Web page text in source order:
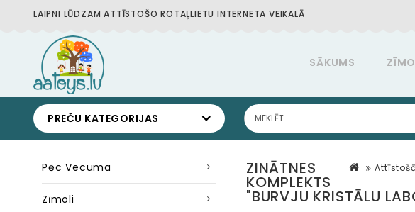
LAIPNI LŪDZAM ATTĪSTOŠO ROTAĻLIETU INTERNETA VEIKALĀ
SĀKUMS
PREČU KATEGORIJAS
Pēc Vecuma
Zīmoli
ZINĀTNES
KOMPLEKTS
"BURVJU KRISTĀLU